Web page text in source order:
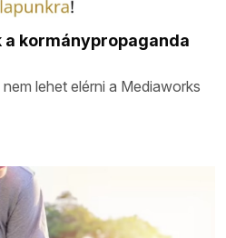
kormánypropaganda
lehet elérni a Mediaworks